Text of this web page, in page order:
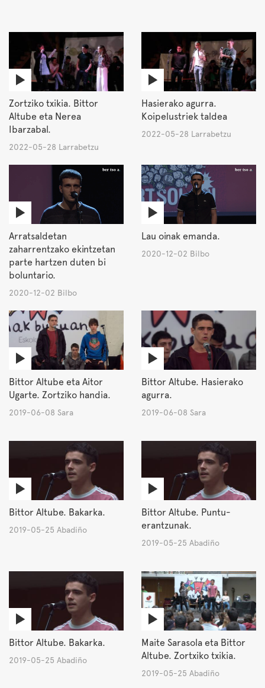
Zortziko txikia. Bittor
Altube eta Nerea
Ibarzabal.
2022-05-28 Larrabetzu
Hasierako agurra.
Koipelustriek taldea
2022-05-28 Larrabetzu
Arratsaldetan
zaharrentzako ekintzetan
parte hartzen duten bi
boluntario.
2020-12-02 Bilbo
Lau oinak emanda.
2020-12-02 Bilbo
Bittor Altube eta Aitor
Ugarte. Zortziko handia.
2019-06-08 Sara
Bittor Altube. Hasierako
agurra.
2019-06-08 Sara
Bittor Altube. Bakarka.
2019-05-25 Abadiño
Bittor Altube. Puntu-
erantzunak.
2019-05-25 Abadiño
Bittor Altube. Bakarka.
2019-05-25 Abadiño
Maite Sarasola eta Bittor
Altube. Zortxiko txikia.
2019-05-25 Abadiño